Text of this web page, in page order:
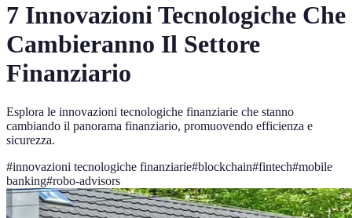
7 Innovazioni Tecnologiche Che
Cambieranno Il Settore
Finanziario
Esplora le innovazioni tecnologiche finanziarie che stanno
cambiando il panorama finanziario, promuovendo efficienza e
sicurezza.
#innovazioni tecnologiche finanziarie#blockchain#fintech#mobile
banking#robo-advisors